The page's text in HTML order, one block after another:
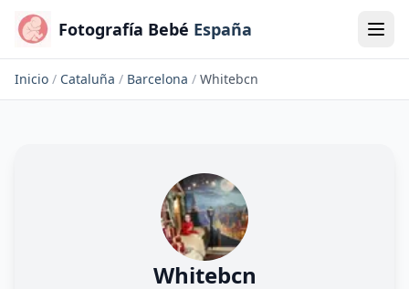
Fotografía Bebé España
Inicio / Cataluña / Barcelona / Whitebcn
Whitebcn